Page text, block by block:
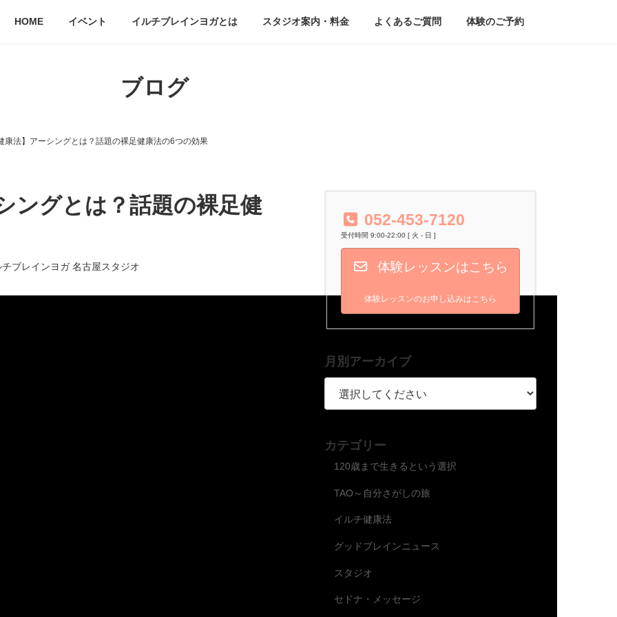
HOME イベント イルチブレインヨガとは スタジオ案内・料金 よくあるご質問 体験のご予約
ブログ
康法】アーシングとは？話題の裸足健康法の6つの効果
ングとは？話題の裸足健
チブレインヨガ 名古屋スタジオ
052-453-7120
受付時間 9:00-22:00 [ 火 - 日 ]
体験レッスンはこちら
体験レッスンのお申し込みはこちら
月別アーカイブ
カテゴリー
120歳まで生きるという選択
TAO～自分さがしの旅
イルチ健康法
グッドブレインニュース
スタジオ
セドナ・メッセージ